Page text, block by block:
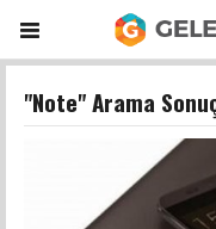
"Note" Arama